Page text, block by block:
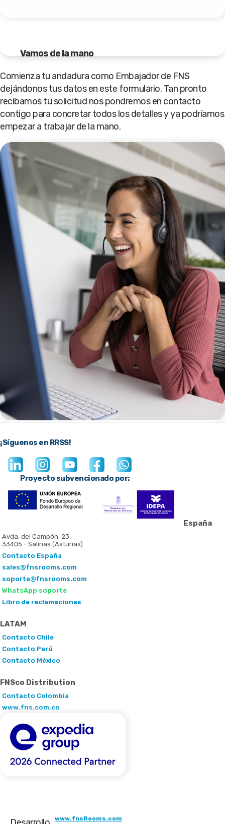
Vamos de la mano
Comienza tu andadura como Embajador de FNS
dejándonos tus datos en este formulario. Tan pronto
recibamos tu solicitud nos pondremos en contacto
contigo para concretar todos los detalles y ya podríamos
empezar a trabajar de la mano.
¡Síguenos en RRSS!
Proyecto subvencionado por:
España
Avda. del Campón, 23
33405 - Salinas (Asturias)
Contacto España
sales@fnsrooms.com
soporte@fnsrooms.com
WhatsApp soporte
Libro de reclamaciones
LATAM
Contacto Chile
Contacto Perú
Contacto México
FNSco Distribution
Contacto Colombia
www.fns.com.co
www.fnsRooms.com